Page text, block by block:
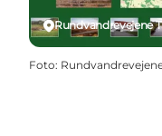
Rundvandrevejene
Foto: